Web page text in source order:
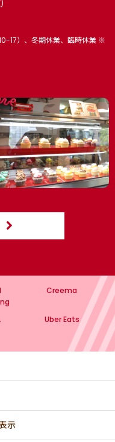
17）、冬期休業、臨時休業 ※
Creema
Uber Eats
示